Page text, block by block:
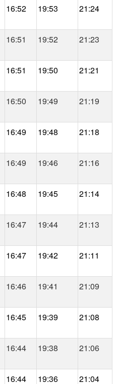
16:52 19:53 21:24
16:51 19:52 21:23
16:51 19:50 21:21
16:50 19:49 21:19
16:49 19:48 21:18
16:49 19:46 21:16
16:48 19:45 21:14
16:47 19:44 21:13
16:47 19:42 21:11
16:46 19:41 21:09
16:45 19:39 21:08
16:44 19:38 21:06
16:44 19:36 21:04